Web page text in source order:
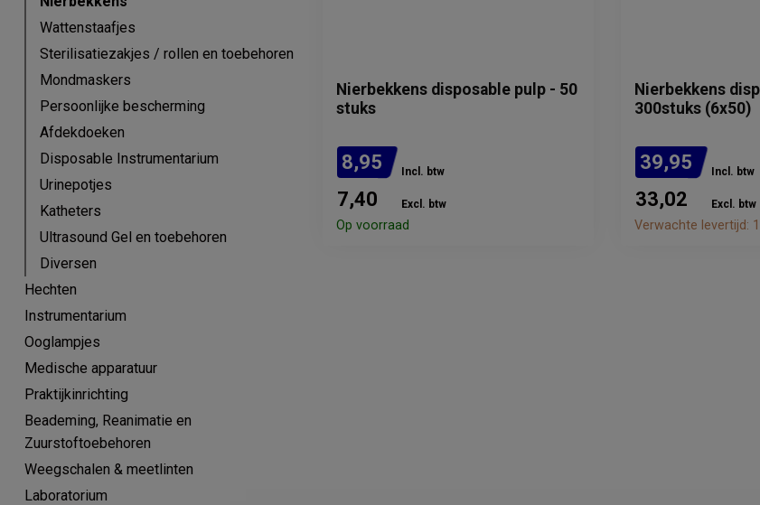
Wattenstaafjes
Sterilisatiezakjes / rollen en toebehoren
Mondmaskers
Persoonlijke bescherming
Afdekdoeken
Disposable Instrumentarium
Urinepotjes
Katheters
Ultrasound Gel en toebehoren
Diversen
Hechten
Instrumentarium
Ooglampjes
Medische apparatuur
Praktijkinrichting
Beademing, Reanimatie en
Zuurstoftoebehoren
Weegschalen & meetlinten
Laboratorium
Nierbekkens disposable pulp - 50
stuks
8,95 Incl. btw
7,40 Excl. btw
Op voorraad
Nierbekkens
300stuks (6x50)
39,95 Incl. btw
33,02 Excl. btw
Verwachte levertijd: